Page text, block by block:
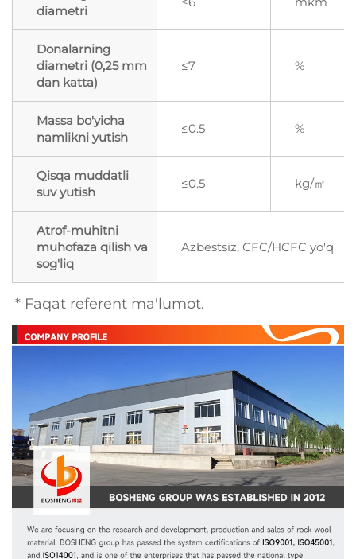
diametri
Donalarning
diametri (0,25 mm
dan katta)
≤7 %
Massa bo'yicha
namlikni yutish
≤0.5 %
Qisqa muddatli
suv yutish
≤0.5 kg/㎡
Atrof-muhitni
muhofaza qilish va
sog'liq
Azbestsiz, CFC/HCFC yo'q
* Faqat referent ma'lumot.